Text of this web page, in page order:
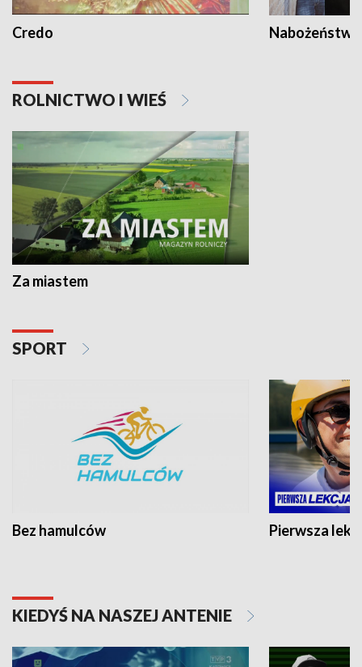
Credo
ROLNICTWO I WIEŚ
Za miastem
SPORT
Bez hamulców Pierwsza
KIEDYŚ NA NASZEJ ANTENIE